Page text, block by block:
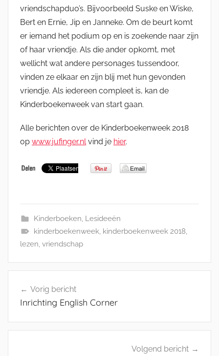
vriendschapduo’s. Bijvoorbeeld Suske en Wiske,
Bert en Ernie, Jip en Janneke. Om de beurt komt
er iemand het podium op en is zoekende naar zijn
of haar vriendje. Als die ander opkomt, met
wellicht wat andere personages tussendoor,
vinden ze elkaar en zijn blij met hun gevonden
vriendje. Als iedereen compleet is, kan de
Kinderboekenweek van start gaan.
Alle berichten over de Kinderboekenweek 2018
op www.jufinger.nl vind je hier.
Kinderboeken, Lesideeën
kinderboekenweek, kinderboekenweek 2018,
lezen, vriendschap
navigatie
Vorig bericht
Inrichting English Corner
Volgend bericht